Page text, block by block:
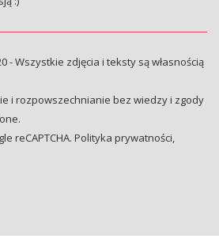
- Wszystkie zdjęcia i teksty są własnością
i rozpowszechnianie bez wiedzy i zgody
reCAPTCHA. Polityka prywatności,